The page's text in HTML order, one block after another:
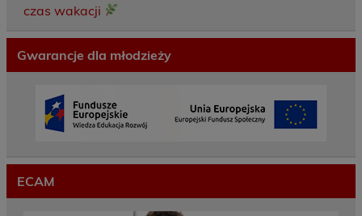
czas wakacji
Gwarancje dla młodzieży
ECAM